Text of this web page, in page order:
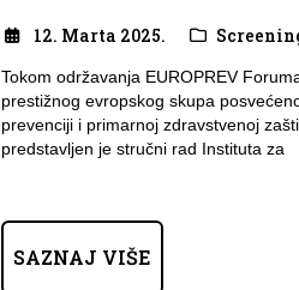
12. Marta 2025.
Tokom održavanja EUROPREV
prestižnog evropskog skupa
prevenciji i primarnoj zdravstvenoj
predstavljen je stručni rad Instituta za
SAZNAJ VIŠE